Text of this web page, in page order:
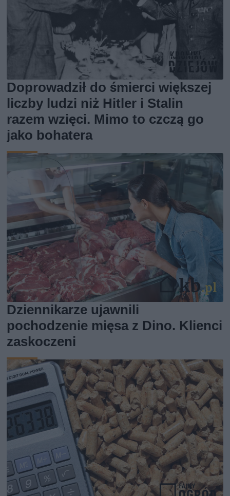
Doprowadził do śmierci większej
liczby ludzi niż Hitler i Stalin
razem wzięci. Mimo to czczą go
jako bohatera
Dziennikarze ujawnili
pochodzenie mięsa z Dino. Klienci
zaskoczeni